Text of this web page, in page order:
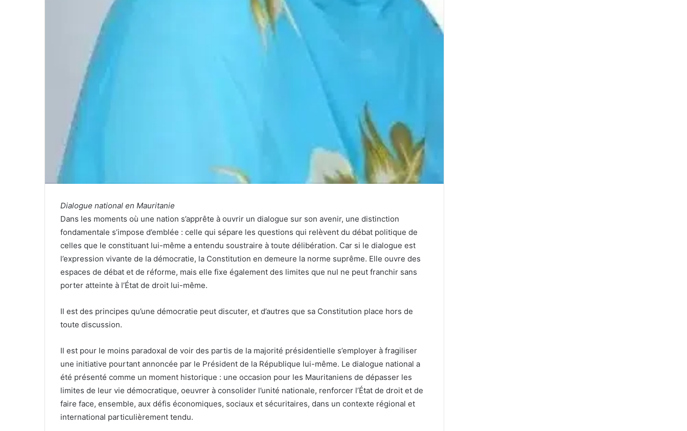
Dialogue national en Mauritanie
Dans les moments où une nation s’apprête à ouvrir un dialogue sur son avenir, une distinction
fondamentale s’impose d’emblée : celle qui sépare les questions qui relèvent du débat politique de
celles que le constituant lui-même a entendu soustraire à toute délibération. Car si le dialogue est
l’expression vivante de la démocratie, la Constitution en demeure la norme suprême. Elle ouvre des
espaces de débat et de réforme, mais elle fixe également des limites que nul ne peut franchir sans
porter atteinte à l’État de droit lui-même.
Il est des principes qu’une démocratie peut discuter, et d’autres que sa Constitution place hors de
toute discussion.
Il est pour le moins paradoxal de voir des partis de la majorité présidentielle s’employer à fragiliser
une initiative pourtant annoncée par le Président de la République lui-même. Le dialogue national a
été présenté comme un moment historique : une occasion pour les Mauritaniens de dépasser les
limites de leur vie démocratique, oeuvrer à consolider l’unité nationale, renforcer l’État de droit et de
faire face, ensemble, aux défis économiques, sociaux et sécuritaires, dans un contexte régional et
international particulièrement tendu.